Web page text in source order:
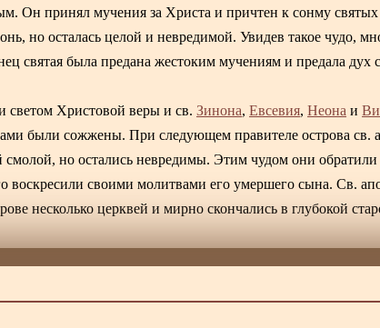
Он принял мучения за Христа и причтен к сонму святых
но осталась целой и невредимой. Увидев такое чудо,
святая была предана жестоким мучениям и предала дух
светом Христовой веры и св.Зинона,Евсевия,Неона и
были сожжены. При следующем правителе острова св.
но остались невредимы. Этим чудом они обратили
воскресили своими молитвами его умершего сына. Св.
несколько церквей и мирно скончались в глубокой